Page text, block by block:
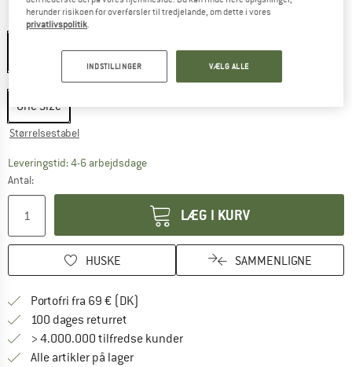
Farve:Black
One Size
One Size
Størrelsestabel
Leveringstid: 4-6 arbejdsdageLinket åbnes i en infoboks og indeholder
Antal:
LÆG I KURV
HUSKE SAMMENLIGNE
Portofri fra 69 € (DK)
100 dages returret
> 4.000.000 tilfredse kunder
Alle artikler på lager
herunder risikoen for overførsler til tredjelande, om dette i vores
privatlivspolitik
INDSTILLINGER VÆLG ALLE